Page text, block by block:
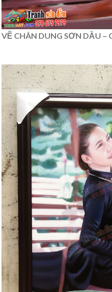
VẼ CHÂN DUNG SƠN DẦU